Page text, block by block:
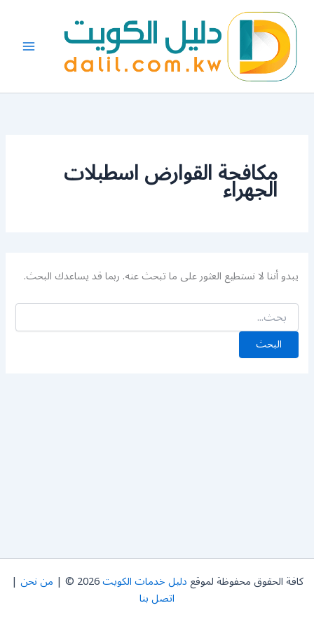
المحتوى
مكافحة القوارض اسطبلات
الجهراء
يبدو أننا لا نستطيع العثور على ما تبحث عنه. ربما قد يساعدك البحث.
عن:
كافة الحقوق محفوظة لموقعدليل خدمات الكويت2026 © | من نحن |
اتصل بنا